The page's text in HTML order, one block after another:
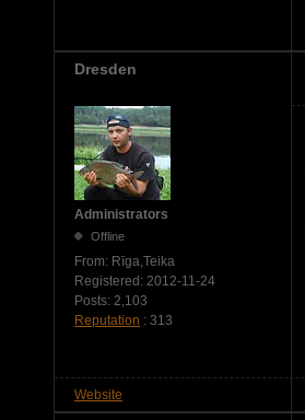
Dresden
Administrators
Offline
From: Rīga,Teika
Registered: 2012-11-24
Posts: 2,103
Reputation : 313
Website